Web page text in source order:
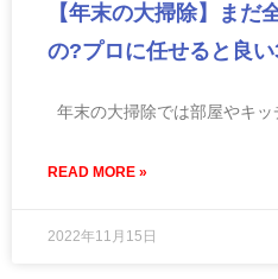
【年末の大掃除】まだ
の?プロに任せると良
年末の大掃除では部屋やキ
READ MORE »
2022年11月15日